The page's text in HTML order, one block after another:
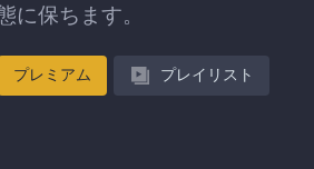
に保ちます。
プレミアム プレイリスト